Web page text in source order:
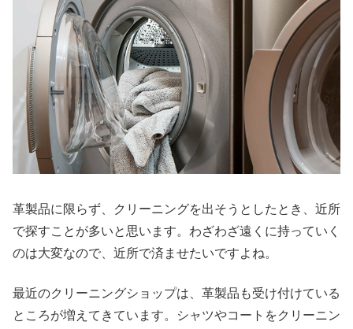
革製品に限らず、クリーニングを出そうとしたとき、近所
で探すことが多いと思います。わざわざ遠くに持っていく
のは大変なので、近所で済ませたいですよね。
最近のクリーニングショップは、革製品も受け付けている
ところが増えてきています。シャツやコートをクリーニン